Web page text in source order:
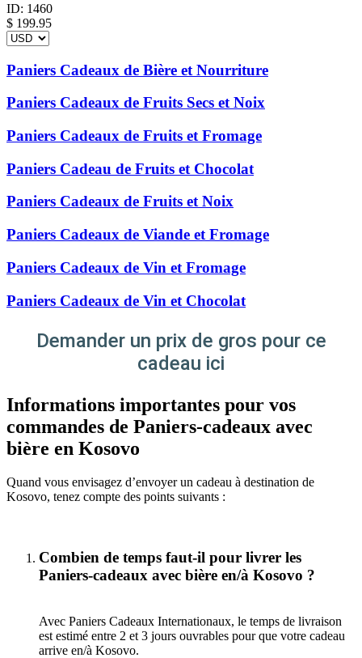
ID: 1460
$ 199.95
Paniers Cadeaux de Bière et Nourriture
Paniers Cadeaux de Fruits Secs et Noix
Paniers Cadeaux de Fruits et Fromage
Paniers Cadeau de Fruits et Chocolat
Paniers Cadeaux de Fruits et Noix
Paniers Cadeaux de Viande et Fromage
Paniers Cadeaux de Vin et Fromage
Paniers Cadeaux de Vin et Chocolat
Demander un prix de gros pour ce
cadeau ici
Informations importantes pour vos
commandes de Paniers-cadeaux avec
bière en Kosovo
Quand vous envisagez d’envoyer un cadeau à destination de
Kosovo, tenez compte des points suivants :
Combien de temps faut-il pour livrer les
Paniers-cadeaux avec bière en/à Kosovo ?
Avec Paniers Cadeaux Internationaux, le temps de livraison
est estimé entre 2 et 3 jours ouvrables pour que votre cadeau
arrive en/à Kosovo.